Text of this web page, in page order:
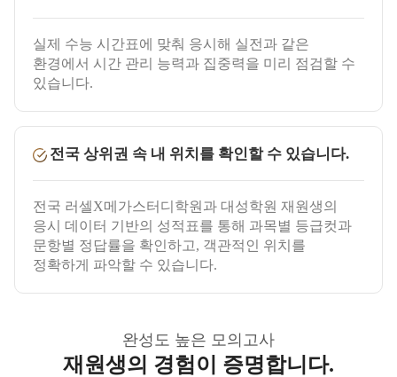
실제 수능 시간표에 맞춰 응시해 실전과 같은
환경에서 시간 관리 능력과 집중력을 미리 점검할 수
있습니다.
전국 상위권 속 내 위치를 확인할 수 있습니다.
전국 러셀X메가스터디학원과 대성학원 재원생의
응시 데이터 기반의 성적표를 통해 과목별 등급컷과
문항별 정답률을 확인하고, 객관적인 위치를
정확하게 파악할 수 있습니다.
완성도 높은 모의고사
재원생의 경험이 증명합니다.